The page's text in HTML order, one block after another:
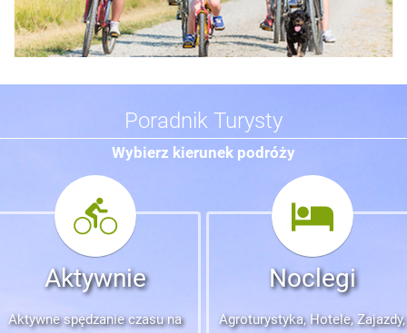
Poradnik Turysty
Wybierz kierunek podróży
Aktywnie
Aktywne spędzanie czasu na
Noclegi
Agroturystyka, Hotele, Zajazdy,